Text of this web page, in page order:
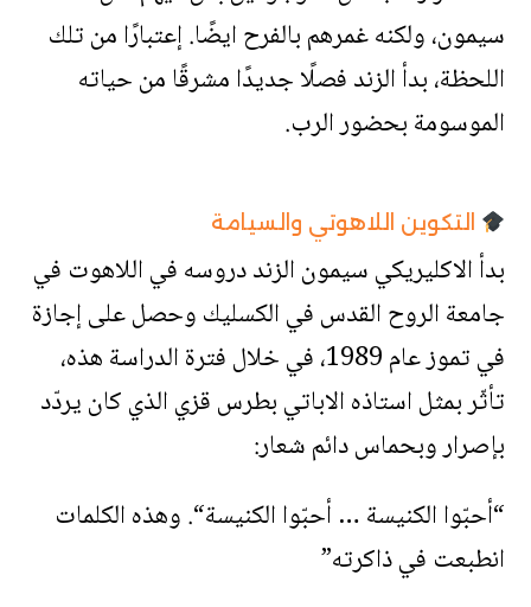
سيمون، ولكنه غمرهم بالفرح ايضًا. إعتبارًا من تلك
اللحظة، بدأ الزند فصلًا جديدًا مشرقًا من حياته
الموسومة بحضور الرب.
التكوين اللاهوتي والسيامة
بدأ الاكليريكي سيمون الزند دروسه في اللاهوت في
جامعة الروح القدس في الكسليك وحصل على إجازة
في تموز عام 1989، في خلال فترة الدراسة هذه،
تأثّر بمثل استاذه الاباتي بطرس قزي الذي كان يردّد
بإصرار وبحماس دائم شعار:
“أحبّوا الكنيسة … أحبّوا الكنيسة“. وهذه الكلمات
انطبعت في ذاكرته”